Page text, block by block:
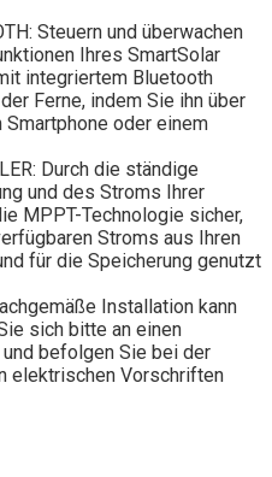
Steuern und überwachen
Ihres SmartSolar
integriertem Bluetooth
Ferne, indem Sie ihn über
oder einem
Durch die ständige
und des Stroms Ihrer
MPPT-Technologie sicher,
Stroms aus Ihren
für die Speicherung genutzt
Installation kann
sich bitte an einen
befolgen Sie bei der
elektrischen Vorschriften